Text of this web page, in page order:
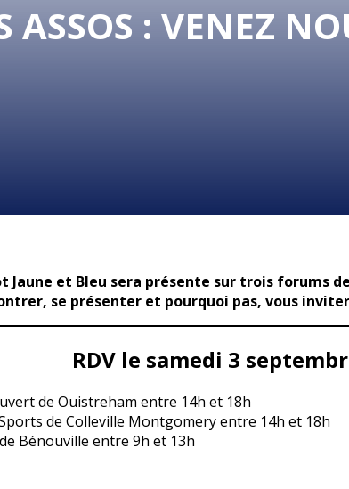
ASSOS : VENEZ
Jaune et Bleu sera présente sur trois forums
se présenter et pourquoi pas, vous
RDV le samedi 3
de Ouistreham entre 14h et 18h
de Colleville Montgomery entre 14h et 18h
Bénouville entre 9h et 13h